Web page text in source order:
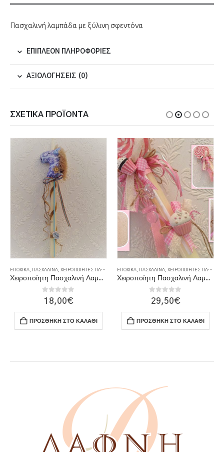
Πασχαλινή λαμπάδα με ξύλινη σφεντόνα
ΕΠΙΠΛΈΟΝ ΠΛΗΡΟΦΟΡΊΕΣ
ΑΞΙΟΛΟΓΉΣΕΙΣ (0)
ΣΧΕΤΙΚΆ ΠΡΟΪΌΝΤΑ
ΕΠΟΧΙΚΆ ΠΑΣΧΑΛΙΝΆ ΧΕΙΡΟΠΟΊΗΤΕΣ ΠΑΣΧΑΛΙΝΈΣ ΛΑΜΠΆΔΕΣ
Χειροποίητη Πασχαλινή Λαμπάδα
0out of 5
18,00€
ΠΡΟΣΘΉΚΗ ΣΤΟ ΚΑΛΆΘΙ
ΕΠΟΧΙΚΆ ΠΑΣΧΑΛΙΝΆ ΧΕΙΡΟΠΟΊΗΤΕΣ ΠΑΣΧΑΛΙΝΈΣ ΛΑΜΠΆΔΕΣ
Χειροποίητη Πασχαλινή Λαμπάδα
0out of 5
29,50€
ΠΡΟΣΘΉΚΗ ΣΤΟ ΚΑΛΆΘΙ